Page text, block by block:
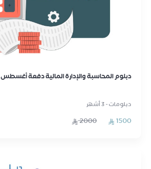
دبلوم المحاسبة والإدارة المالية دفعة أغسطس 2026
دبلومات - 3 أشهر
1500
2000